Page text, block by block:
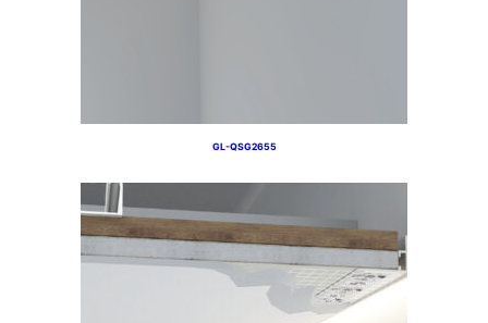
GL-QSG2655